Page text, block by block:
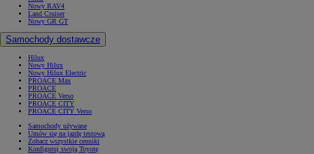
Nowy RAV4
Land Cruiser
Nowy GR GT
Samochody dostawcze
Hilux
Nowy Hilux
Nowy Hilux Electric
PROACE Max
PROACE
PROACE Verso
PROACE CITY
PROACE CITY Verso
Samochody używane
Umów się na jazdę testową
Zobacz wszystkie cenniki
Konfiguruj swoją Toyotę